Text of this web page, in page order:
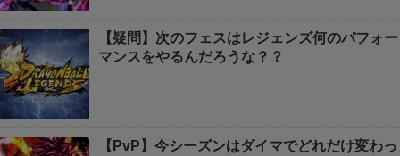
【疑問】次のフェスはレジェンズ何のパフォー
マンスをやるんだろうな？？
【PvP】今シーズンはダイマでどれだけ変わっ